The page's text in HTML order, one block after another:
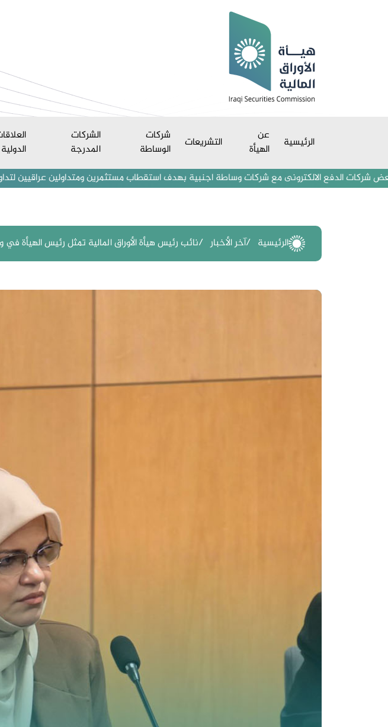
الرئيسية
عن
الهيأة
التشريعات
شركات
الوساطة
الشركات
المدرجة
الدولية
الالكترونى مع شركات وساطة اجنبية بهدف استقطاب مستثمرين ومتداولين عراقيين لتداول الاسهم
الرئيسية آخر الأخبار نائب رئيس هيأة الأوراق المالية تمثل رئيس الهيأة